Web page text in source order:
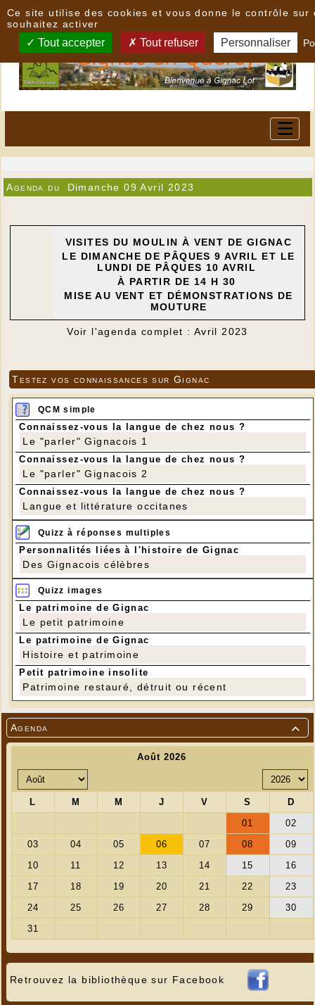

Agenda
Retrouvez la bibliothèque sur Facebook
Agenda du Dimanche 09 Avril 2023
VISITES DU MOULIN À VENT DE GIGNAC
LE DIMANCHE DE PÂQUES 9 AVRIL ET LE
LUNDI DE PÂQUES 10 AVRIL
À PARTIR DE 14 H 30
MISE AU VENT ET DÉMONSTRATIONS DE
MOUTURE
Voir l'agenda complet : Avril 2023
Testez vos connaissances sur Gignac
QCM simple
Connaissez-vous la langue de chez nous ?
Le "parler" Gignacois 1
Connaissez-vous la langue de chez nous ?
Le "parler" Gignacois 2
Connaissez-vous la langue de chez nous ?
Langue et littérature occitanes
Quizz à réponses multiples
Personnalités liées à l'histoire de Gignac
Des Gignacois célèbres
Quizz images
Le patrimoine de Gignac
Le petit patrimoine
Le patrimoine de Gignac
Histoire et patrimoine
Petit patrimoine insolite
Patrimoine restauré, détruit ou récent
Ce site utilise des cookies et vous donne le contrôle sur
souhaitez activer
Tout accepter Tout refuser Personnaliser